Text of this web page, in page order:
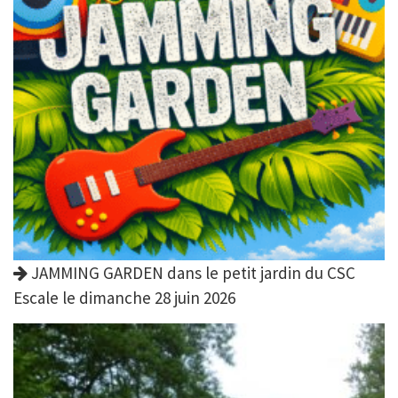
JAMMING GARDEN dans le petit jardin du CSC
Escale le dimanche 28 juin 2026